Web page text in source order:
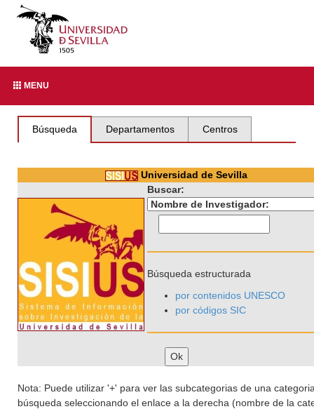
MENU
Búsqueda Departamentos Centros
Universidad de Sevilla
Buscar:
Búsqueda estructurada
por contenidos UNESCO
por códigos SIC
Nota: Puede utilizar '+' para ver las subcategorias de una
búsqueda seleccionando el enlace a la derecha (nombre de la